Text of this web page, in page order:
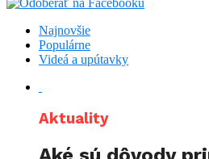
Najnovšie
Populárne
Videá a upútavky
Aktuality